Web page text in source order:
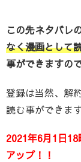
この先ネタバレ
なく漫画として
事ができますの
登録は当然、解
読む事ができま
2021年6月1日
アップ！！